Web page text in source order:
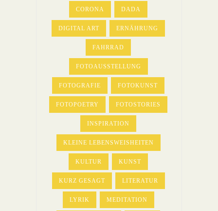
CORONA DADA
DIGITAL ART ERNÄHRUNG
FAHRRAD
FOTOAUSSTELLUNG
FOTOGRAFIE FOTOKUNST
FOTOPOETRY FOTOSTORIES
INSPIRATION
KLEINE LEBENSWEISHEITEN
KULTUR KUNST
KURZ GESAGT LITERATUR
LYRIK MEDITATION